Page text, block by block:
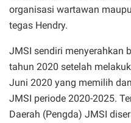
organisasi wartawan
tegas Hendry.
JMSI sendiri menyerahkan
tahun 2020 setelah
Juni 2020 yang memilih
JMSI periode 2020-2025.
Daerah (Pengda) JMSI